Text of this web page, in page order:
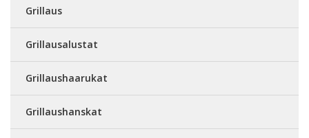
Grillaus
Grillausalustat
Grillaushaarukat
Grillaushanskat